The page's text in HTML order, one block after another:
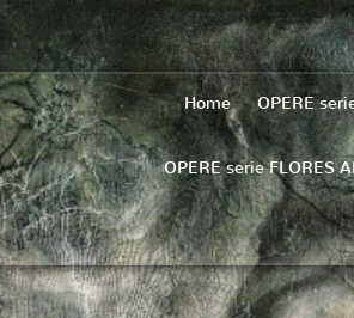
Home OPERE
OPERE serie FLORES